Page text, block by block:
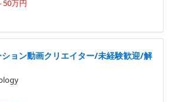
50万円
ョン動画クリエイター/未経験歓迎/解